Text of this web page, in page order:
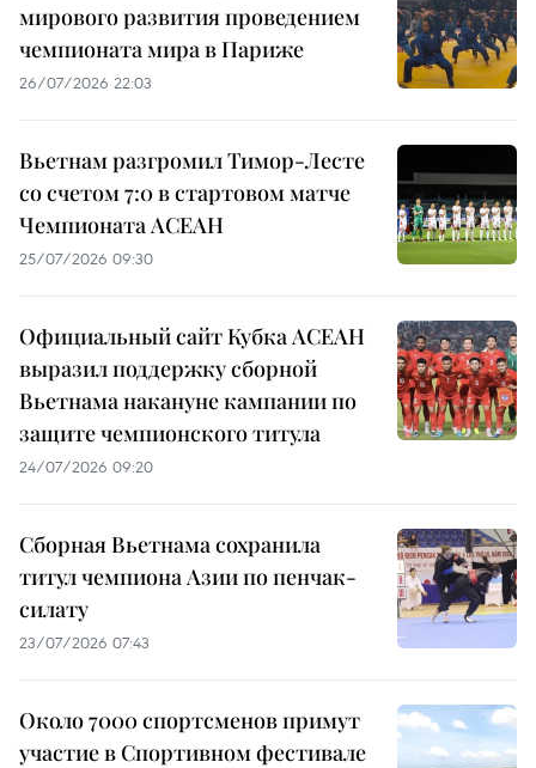
мирового развития проведением
чемпионата мира в Париже
26/07/2026 22:03
Вьетнам разгромил Тимор-Лесте
со счетом 7:0 в стартовом матче
Чемпионата АСЕАН
25/07/2026 09:30
Официальный сайт Кубка АСЕАН
выразил поддержку сборной
Вьетнама накануне кампании по
защите чемпионского титула
24/07/2026 09:20
Сборная Вьетнама сохранила
титул чемпиона Азии по пенчак-
силату
23/07/2026 07:43
Около 7000 спортсменов примут
участие в Спортивном фестивале